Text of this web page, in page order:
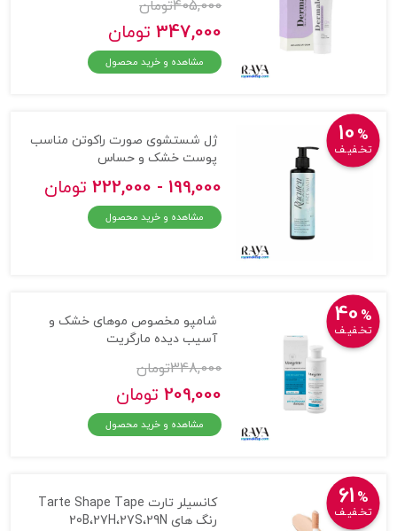
405,000تومان
347,000 تومان
مشاهده و خرید محصول
10 %
تخـفیـف
ژل شستشوی صورت راکوتن مناسب
پوست خشک و حساس
199,000 - 222,000 تومان
مشاهده و خرید محصول
40 %
تخـفیـف
شامپو مخصوص موهای خشک و
آسیب دیده مارگریت
348,000تومان
209,000 تومان
مشاهده و خرید محصول
61 %
تخـفیـف
کانسیلر تارت Tarte Shape Tape
رنگ های 20B،27H،27S،29N